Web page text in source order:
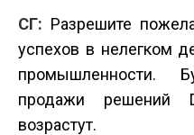
СГ: Разрешите
успехов в нелегком
промышленности.
продажи решений
возрастут.